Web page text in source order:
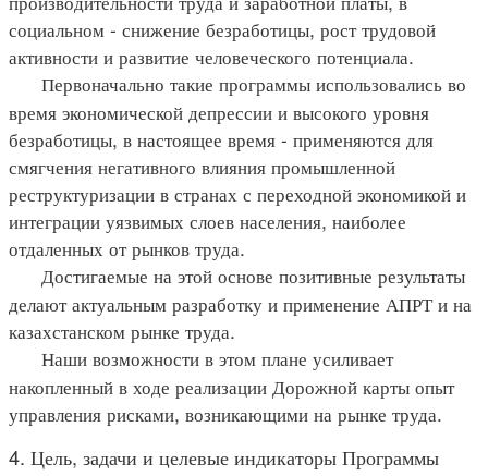
социальном - снижение безработицы, рост трудовой
активности и развитие человеческого потенциала.
Первоначально такие программы использовались во
время экономической депрессии и высокого уровня
безработицы, в настоящее время - применяются для
смягчения негативного влияния промышленной
реструктуризации в странах с переходной экономикой и
интеграции уязвимых слоев населения, наиболее
отдаленных от рынков труда.
Достигаемые на этой основе позитивные результаты
делают актуальным разработку и применение АПРТ и на
казахстанском рынке труда.
Наши возможности в этом плане усиливает
накопленный в ходе реализации Дорожной карты опыт
управления рисками, возникающими на рынке труда.
4. Цель, задачи и целевые индикаторы Программы